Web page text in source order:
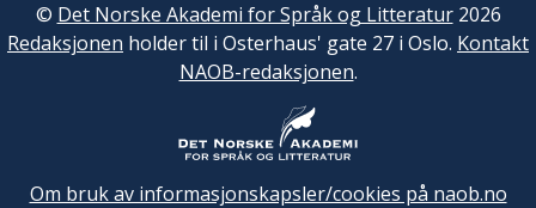
© Det Norske Akademi for Språk og Litteratur2026
Redaksjonen holder til i Osterhaus' gate 27 i Oslo. Kontakt
NAOB-redaksjonen.
Om bruk av informasjonskapsler/cookies på naob.no